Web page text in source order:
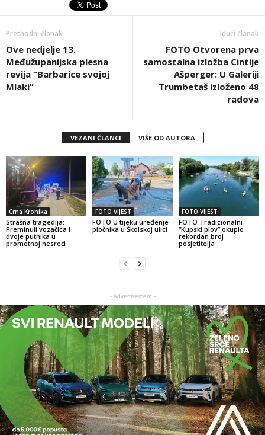
Prethodni članak
Ove nedjelje 13.
Međužupanijska plesna
revija “Barbarice svojoj
Mlaki”
Idući članak
FOTO Otvorena prva
samostalna izložba Cintije
Ašperger: U Galeriji
Trumbetaš izloženo 48
radova
VEZANI ČLANCI VIŠE OD AUTORA
Crna Kronika
Strašna tragedija:
Preminuli vozačica i
dvoje putnika u
prometnoj nesreći
FOTO VIJEST
FOTO U tijeku uređenje
pločnika u Školskoj ulici
FOTO VIJEST
FOTO Tradicionalni
“Kupski plov” okupio
rekordan broj
posjetitelja
- Advertisement -